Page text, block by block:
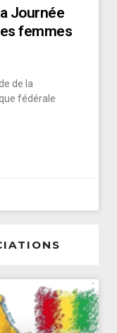
Journée
femmes
de la
fédérale